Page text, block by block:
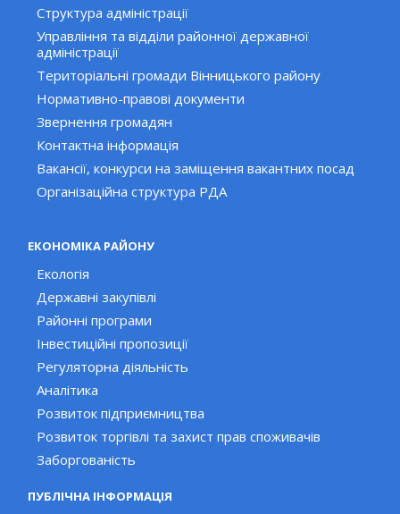
Структура адміністрації
Управління та відділи районної державної
адміністрації
Територіальні громади Вінницького району
Нормативно-правові документи
Звернення громадян
Контактна інформація
Вакансії, конкурси на заміщення вакантних посад
Організаційна структура РДА
ЕКОНОМІКА РАЙОНУ
Екологія
Державні закупівлі
Районні програми
Інвестиційні пропозиції
Регуляторна діяльність
Аналітика
Розвиток підприємництва
Розвиток торгівлі та захист прав споживачів
Заборгованість
ПУБЛІЧНА ІНФОРМАЦІЯ